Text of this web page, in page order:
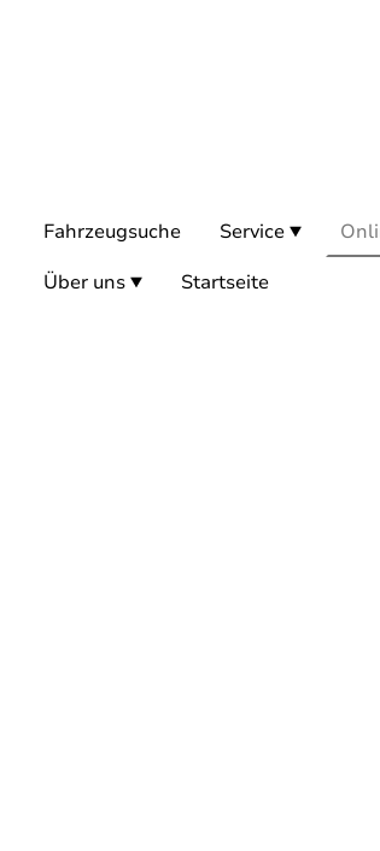
Fahrzeugsuche Service
Über uns
Startseite